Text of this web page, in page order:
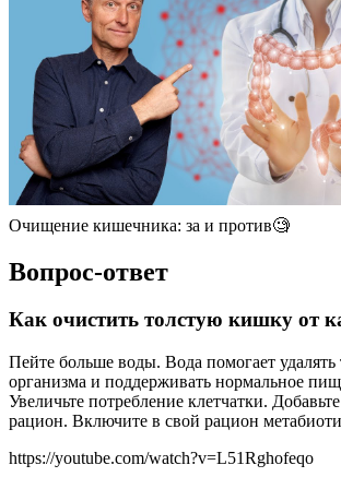
Очищение кишечника: за и против🧐
Вопрос-ответ
Как очистить толстую кишку от
Пейте больше воды. Вода помогает
организма и поддерживать нормальное
Увеличьте потребление клетчатки.
рацион. Включите в свой рацион
https://youtube.com/watch?v=L51Rghofeqo